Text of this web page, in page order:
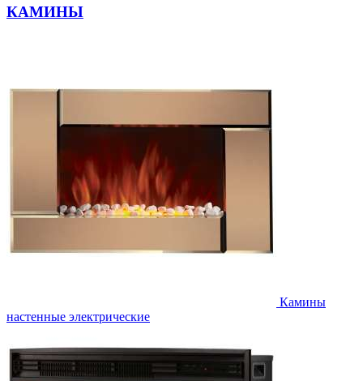
КАМИНЫ
Камины
настенные электрические